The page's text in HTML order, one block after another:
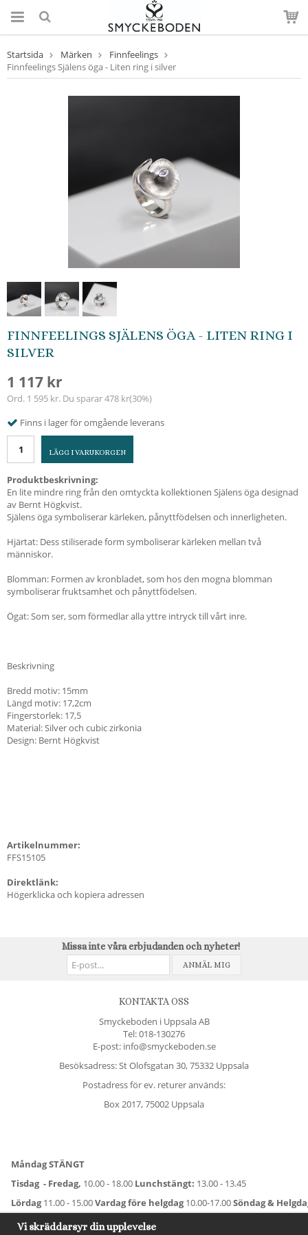
Startsida Märken
Finnfeelings
Finnfeelings Själens öga - Liten ring i silver
FINNFEELINGS SJÄLENS ÖGA - LITEN RING I
SILVER
1 117 kr
Ord. 1 595 kr. Du sparar478 kr(30%)
Finns i lager för omgående leverans
LÄGG I VARUKORGEN
Produktbeskrivning:
En lite mindre ring från den omtyckta kollektionen Själens öga designad
av Bernt Högkvist.
Själens öga symboliserar kärleken, pånyttfödelsen och innerligheten.
Hjärtat: Dess stiliserade form symboliserar kärleken mellan två
människor.
Blomman: Formen av kronbladet, som hos den mogna blomman
symboliserar fruktsamhet och pånyttfödelsen.
Ögat: Som ser, som förmedlar alla yttre intryck till vårt inre.
Beskrivning
Bredd motiv: 15mm
Längd motiv: 17,2cm
Fingerstorlek: 17,5
Material: Silver och cubic zirkonia
Design: Bernt Högkvist
Artikelnummer:
FFS15105
Direktlänk:
Högerklicka och kopiera adressen
Missa inte våra erbjudanden och nyheter!
ANMÄL MIG
KONTAKTA OSS
Smyckeboden i Uppsala AB
Tel:018-130276
E-post: info@smyckeboden.se
Besöksadress: St Olofsgatan 30, 75332 Uppsala
Postadress för ev. returer används:
Box 2017, 75002 Uppsala
Måndag STÄNGT
Tisdag - Fredag, 10.00 - 18.00 Lunchstängt: 13.00 - 13.45
Lördag11.00 - 15.00Vardag före helgdag10.00-17.00Söndag &
För avvikande öppettider:
Titta här
Vi skräddarsyr din upplevelse